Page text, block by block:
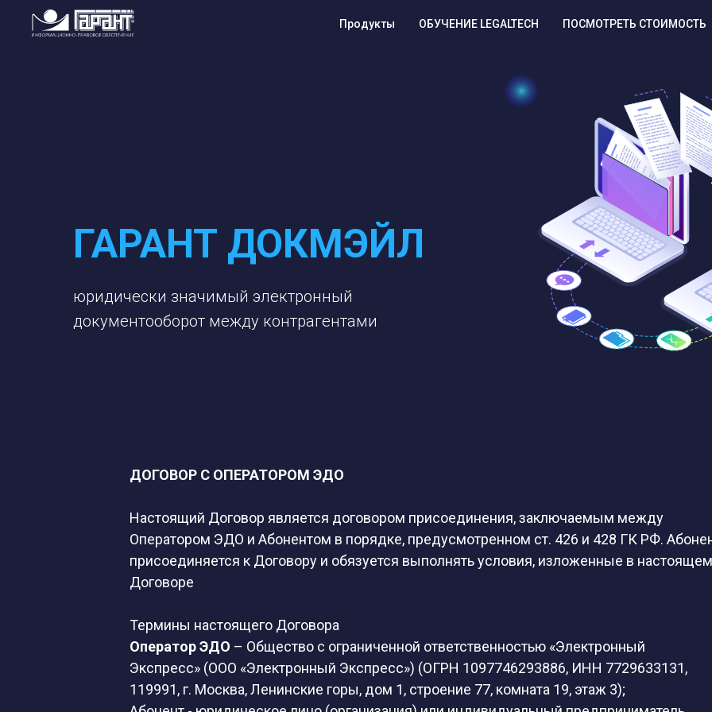
Продукты ОБУЧЕНИЕ LEGALTECH ПОСМОТРЕТЬ СТОИМОСТЬ
юридически значимый электронный
документооборот между контрагентами
ГАРАНТ ДОКМЭЙЛ
ДОГОВОР С ОПЕРАТОРОМ ЭДО
Настоящий Договор является договором присоединения, заключаемым между
Оператором ЭДО и Абонентом в порядке, предусмотренном ст. 426 и 428 ГК РФ.
присоединяется к Договору и обязуется выполнять условия, изложенные в настоящем
Договоре
Термины настоящего Договора
Оператор ЭДО – Общество с ограниченной ответственностью «Электронный
Экспресс» (ООО «Электронный Экспресс») (ОГРН 1097746293886, ИНН 7729633131,
119991, г. Москва, Ленинские горы, дом 1, строение 77, комната 19, этаж 3);